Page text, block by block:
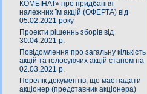
КОМБIНАТ» про придбання
належних їм акцій (ОФЕРТА) від
05.02.2021 року
Проекти рішеннь зборів від
30.04.2021 р.
Повідомлення про загальну кількість
акцій та голосуючих акцій станом на
02.03.2021 р.
Перелік документів, що має надати
акціонер (представник акціонера)